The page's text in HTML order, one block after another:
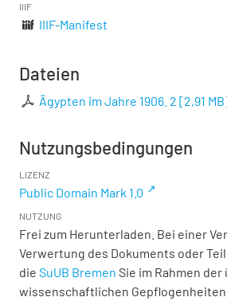
IIIF
IIIF-Manifest
Dateien
Ägypten im Jahre 1906. 2 [2,91 MB
Nutzungsbedingungen
LIZENZ
Public Domain Mark 1.0
NUTZUNG
Frei zum Herunterladen. Bei einer
Verwertung des Dokuments oder
die SuUB Bremen Sie im Rahmen der
wissenschaftlichen